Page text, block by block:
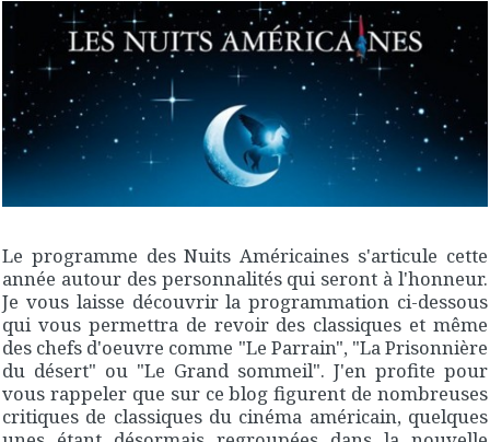
Le programme des Nuits Américaines s'articule cette
année autour des personnalités qui seront à l'honneur.
Je vous laisse découvrir la programmation ci-dessous
qui vous permettra de revoir des classiques et même
des chefs d'oeuvre comme "Le Parrain", "La Prisonnière
du désert" ou "Le Grand sommeil". J'en profite pour
vous rappeler que sur ce blog figurent de nombreuses
critiques de classiques du cinéma américain, quelques